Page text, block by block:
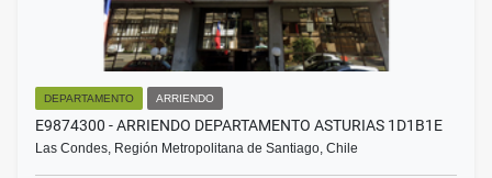
DEPARTAMENTO ARRIENDO
E9874300 - ARRIENDO DEPARTAMENTO ASTURIAS 1D1B1E
Las Condes, Región Metropolitana de Santiago, Chile